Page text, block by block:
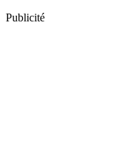
Publicité